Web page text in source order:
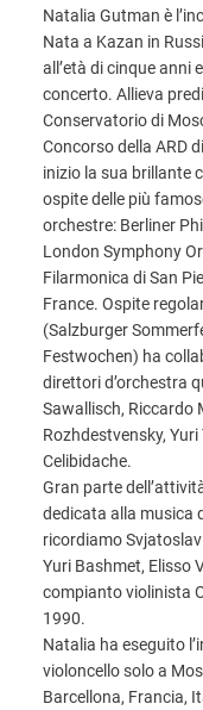
Natalia Gutman è
Nata a Kazan in
all’età di cinque anni
concerto. Allieva
Conservatorio di
Concorso della ARD
inizio la sua brillante
ospite delle più
orchestre: Berliner
London Symphony
Filarmonica di San
France. Ospite
(Salzburger
Festwochen) ha
direttori d’orchestra
Sawallisch, Riccardo
Rozhdestvensky,
Celibidache.
Gran parte
dedicata alla musica
ricordiamo
Yuri Bashmet, Elisso
compianto violinista
1990.
Natalia ha eseguito
violoncello solo a
Barcellona, Francia,